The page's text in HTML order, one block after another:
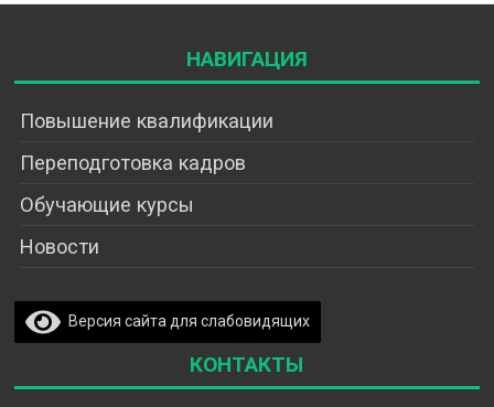
Навигация
Повышение квалификации
Переподготовка кадров
Обучающие курсы
Новости
Версия сайта для слабовидящих
Контакты